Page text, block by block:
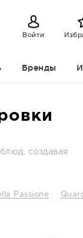
Войти
Бренды
создавая
Passione